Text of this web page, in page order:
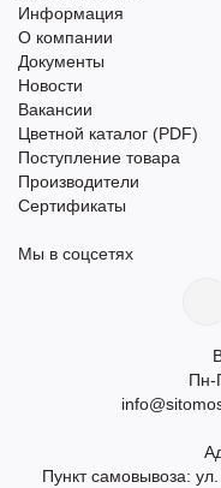
Информация
О компании
Документы
Новости
Вакансии
Цветной каталог (PDF)
Поступление товара
Производители
Сертификаты
Мы в соцсетях
Пн-
Пункт самовывоза: